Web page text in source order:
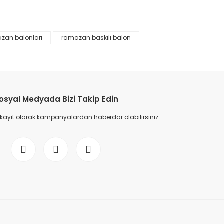
balonları ramazan baskılı balon
Medyada Bizi Takip Edin
olarak kampanyalardan haberdar olabilirsiniz.